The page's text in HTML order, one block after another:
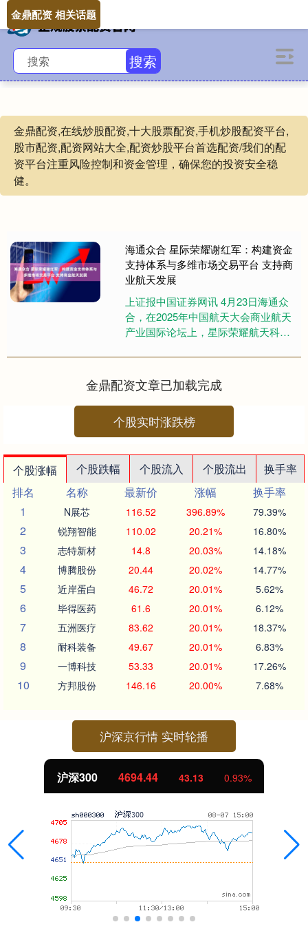
搜索
金鼎配资,在线炒股配资,十大股票配资,手机炒股配资平台,
股市配资,配资网站大全,配资炒股平台首选配资/我们的配
资平台注重风险控制和资金管理，确保您的投资安全稳
健。
金鼎配资 相关话题
海通众合 星际荣耀谢红军：构建资金
支持体系与多维市场交易平台 支持商
业航天发展
上证报中国证券网讯 4月23日海通众
合，在2025年中国航天大会商业航天
产业国际论坛上，星际荣耀航天科技
议，支持我国商业航天发展....
金鼎配资文章已加载完成
个股实时涨跌榜
个股涨幅 个股跌幅 个股流入 个股流出
换手率
排名
名称 最新价 涨幅
换手率
1
N展芯 116.52 396.89% 79.39%
2 锐翔智能 110.02 20.21% 16.80%
3 志特新材 14.8 20.03% 14.18%
4 博腾股份 20.44 20.02% 14.77%
5 近岸蛋白 46.72 20.01% 5.62%
6 毕得医药 61.6 20.01% 6.12%
7 五洲医疗 83.62 20.01% 18.37%
8 耐科装备 49.67 20.01% 6.83%
9 一博科技 53.33 20.01% 17.26%
10 方邦股份 146.16 20.00% 7.68%
沪深京行情 实时轮播
沪深300 4694.44 43.13 0.93%